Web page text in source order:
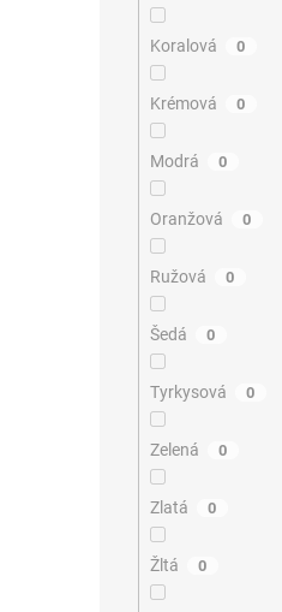
Koralová 0
Krémová 0
Modrá 0
Oranžová 0
Ružová 0
Šedá 0
Tyrkysová 0
Zelená 0
Zlatá 0
Žltá 0